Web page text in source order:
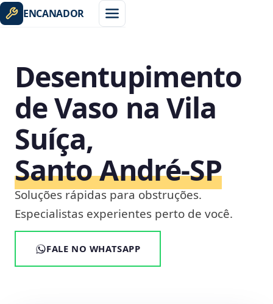
ENCANADOR
Desentupimento
de Vaso na Vila
Suíça,
Santo André‑SP
Soluções rápidas para obstruções.
Especialistas experientes perto de você.
FALE NO WHATSAPP